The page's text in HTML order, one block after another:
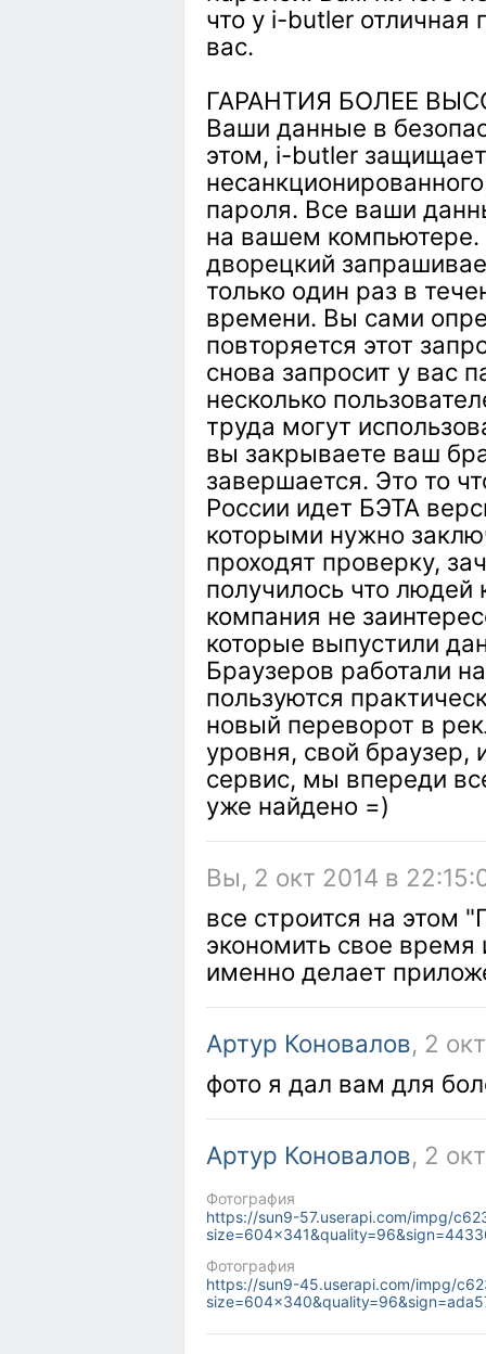
что у i-butler отличная
вас.
ГАРАНТИЯ БОЛЕЕ
Ваши данные в
этом, i-butler
пароля. Все ваши
на вашем
дворецкий
только один раз в
времени. Вы сами
повторяется этот
снова запросит у вас
несколько
труда могут
вы закрываете ваш
завершается. Это то
России идет БЭТА
которыми нужно
проходят проверку,
получилось что людей
компания не
которые выпустили
Браузеров работали
пользуются
новый переворот в
уровня, свой
сервис, мы впереди
уже найдено =)
Вы, 2 окт 2014 в
все строится на этом
экономить свое время
именно делает
Артур Коновалов, 2
фото я дал вам для
Артур Коновалов, 2
Фотография
https://sun9-57.userapi.com/impg/
Фотография
https://sun9-45.userapi.com/impg/